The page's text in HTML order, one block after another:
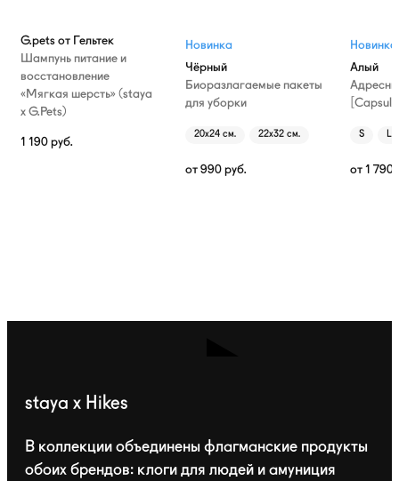
G.pets от Гельтек
Шампунь питание и
восстановление
«Мягкая шерсть» (staya
х G.Pets)
1 190 руб.
Новинка
Чёрный
Биоразлагаемые пакеты
для уборки
20х24 см. 22х32 см.
от 990 руб.
Новинка
Алый
S L
от 1 790
staya x Hikes
В коллекции объединены флагманские продукты
обоих брендов: клоги для людей и амуниция